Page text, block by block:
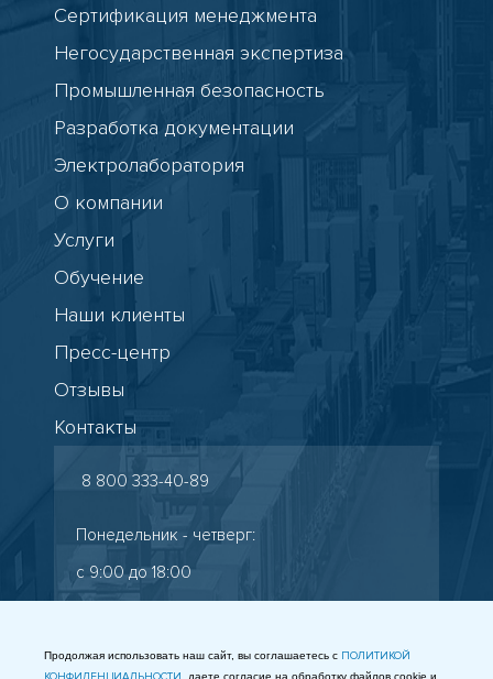
Продолжая использовать наш сайт, вы соглашаетесь с ПОЛИТИКОЙ
, даете согласие на обработку файлов cookie и
О компании
Услуги
Обучение
Наши клиенты
Пресс-центр
Отзывы
Контакты
8 800 333-40-89
Понедельник - четверг:
с 9:00 до 18:00
Старокалужское шоссе, 65
Сертификация менеджмента
Негосударственная экспертиза
Промышленная безопасность
Разработка документации
Электролаборатория